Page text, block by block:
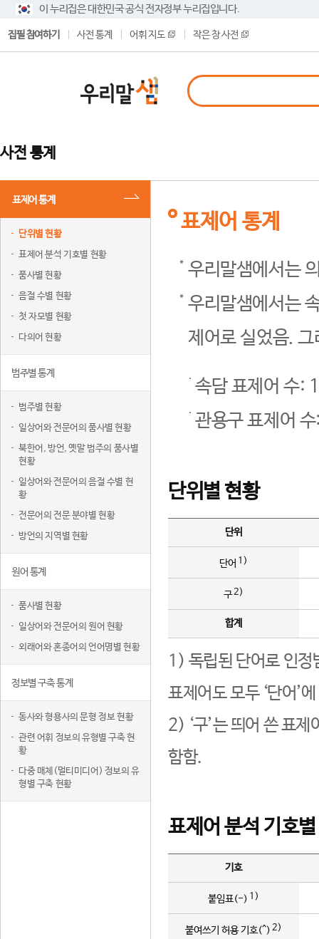
이 누리집은 대한민국 공식 전자정부 누리집입니다.
집필 참여하기 사전 통계 어휘 지도 작은 창 사전
사전 통계
표제어 통계
단위별 현황
표제어 분석 기호별 현황
품사별 현황
음절 수별 현황
첫 자모별 현황
다의어 현황
범주별 통계
범주별 현황
일상어와 전문어의 품사별 현황
북한어, 방언, 옛말 범주의 품사별
현황
일상어와 전문어의 음절 수별 현
황
전문어의 전문 분야별 현황
방언의 지역별 현황
원어 통계
품사별 현황
일상어와 전문어의 원어 현황
외래어와 혼종어의 언어명별 현황
정보별 구축 통계
동사와 형용사의 문형 정보 현황
관련 어휘 정보의 유형별 구축 현
황
다중 매체(멀티미디어) 정보의 유
형별 구축 현황
표제어 통계
우리말샘에서는
우리말샘에서는
제어로 실었음.
속담 표제어 수:
관용구 표제어
단위별 현황
단위
단어 1)
구2)
합계
1) 독립된 단어로 인정
표제어도 모두 ‘단어’
2) ‘구’는 띄어 쓴 표
함함.
표제어 분석 기호
기호
붙임표(-) 1)
붙여쓰기 허용 기호(^) 2)